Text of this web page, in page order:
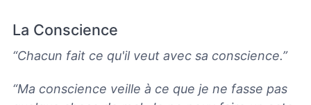
La Conscience
“Chacun fait ce qu'il veut avec sa conscience.”
“Ma conscience veille à ce que je ne fasse pas